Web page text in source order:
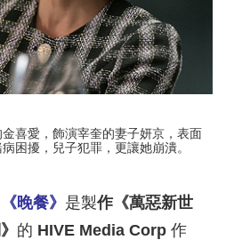
喜愛，飾演宰奎的妻子妍京，表面
困擾，兒子犯罪，更讓她崩潰。
《晚餐》 是製作《萬惡新世
的 HIVE Media Corp 作